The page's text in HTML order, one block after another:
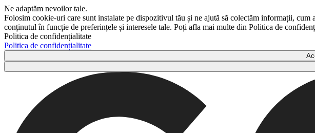
Ne adaptăm nevoilor tale.
Folosim cookie-uri care sunt instalate pe dispozitivul tău și ne ajută să colectăm informații,
conținutul în funcție de preferințele și interesele tale. Poți afla mai multe din Politica de
Politica de confidențialitate
Politica de confidențialitate